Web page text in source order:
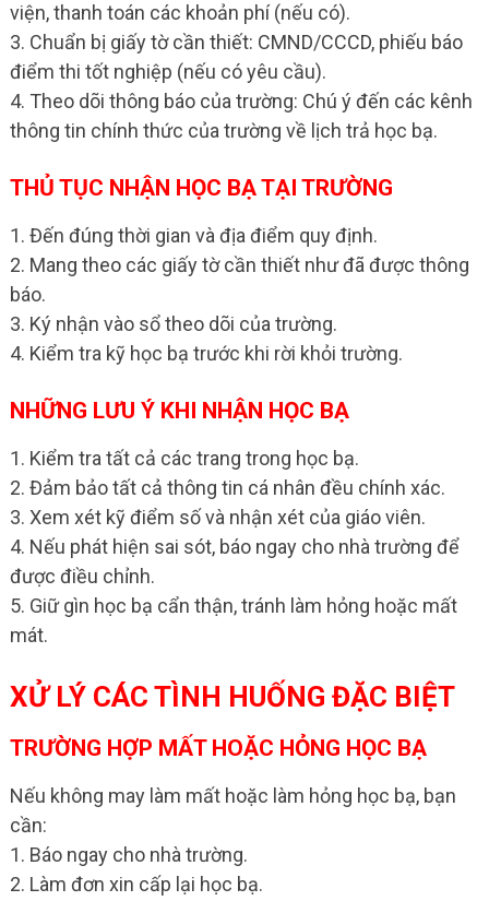
viện, thanh toán các khoản phí (nếu có).
3. Chuẩn bị giấy tờ cần thiết: CMND/CCCD, phiếu báo
điểm thi tốt nghiệp (nếu có yêu cầu).
4. Theo dõi thông báo của trường: Chú ý đến các kênh
thông tin chính thức của trường về lịch trả học bạ.
THỦ TỤC NHẬN HỌC BẠ TẠI TRƯỜNG
1. Đến đúng thời gian và địa điểm quy định.
2. Mang theo các giấy tờ cần thiết như đã được thông
báo.
3. Ký nhận vào sổ theo dõi của trường.
4. Kiểm tra kỹ học bạ trước khi rời khỏi trường.
NHỮNG LƯU Ý KHI NHẬN HỌC BẠ
1. Kiểm tra tất cả các trang trong học bạ.
2. Đảm bảo tất cả thông tin cá nhân đều chính xác.
3. Xem xét kỹ điểm số và nhận xét của giáo viên.
4. Nếu phát hiện sai sót, báo ngay cho nhà trường để
được điều chỉnh.
5. Giữ gìn học bạ cẩn thận, tránh làm hỏng hoặc mất
mát.
XỬ LÝ CÁC TÌNH HUỐNG ĐẶC BIỆT
TRƯỜNG HỢP MẤT HOẶC HỎNG HỌC BẠ
Nếu không may làm mất hoặc làm hỏng học bạ, bạn
cần:
1. Báo ngay cho nhà trường.
2. Làm đơn xin cấp lại học bạ.